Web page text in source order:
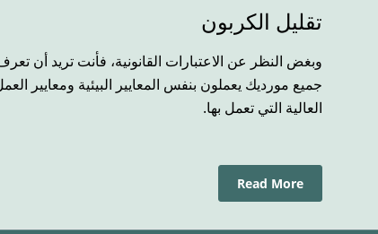
تقليل الكربون
وبغض النظر عن الاعتبارات القانونية، فأنت تريد أن
جميع مورديك يعملون بنفس المعايير البيئية ومعايير
العالية التي تعمل بها.
Read More